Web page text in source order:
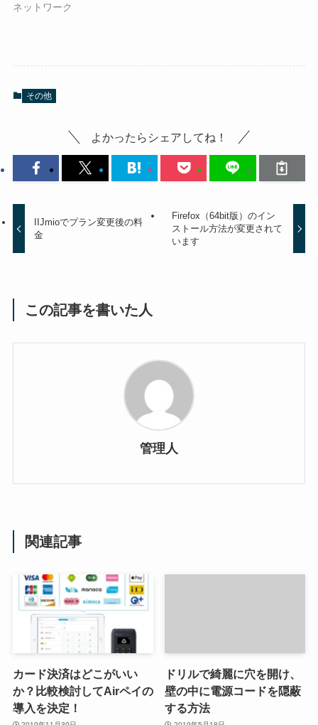
ネットワーク
その他
よかったらシェアしてね！
IIJmioでプラン変更後の料
金
Firefox（64bit版）のイン
ストール方法が変更されて
います
この記事を書いた人
管理人
関連記事
カード決済はどこがいい
か？比較検討してAirペイの
導入を決定！
ドリルで綺麗に穴を開け、
壁の中に電源コードを隠蔽
する方法